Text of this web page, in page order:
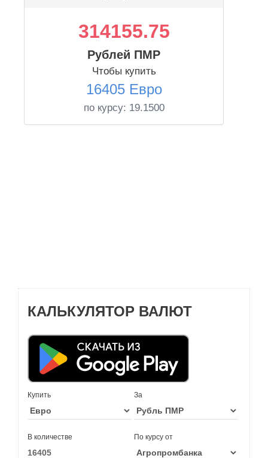
314155.75
Рублей ПМР
Чтобы купить
16405 Евро
по курсу: 19.1500
КАЛЬКУЛЯТОР ВАЛЮТ
Купить За
В количестве По курсу от